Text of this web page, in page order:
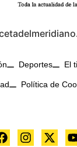
Deportes El
Política de